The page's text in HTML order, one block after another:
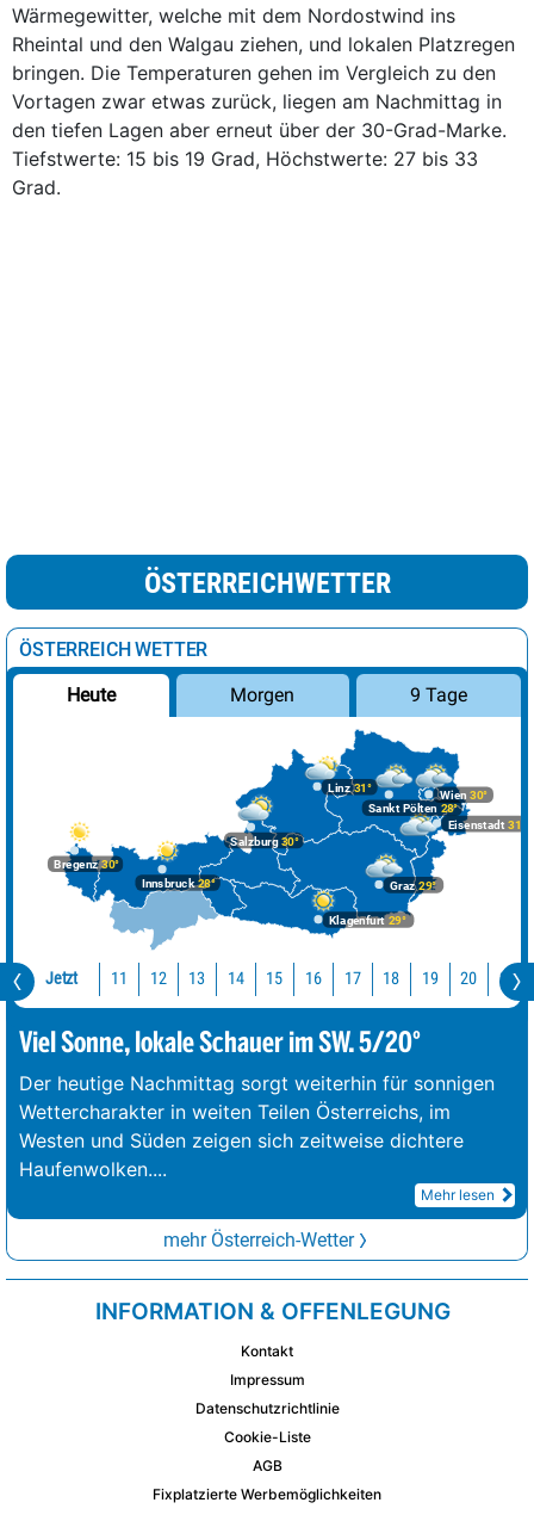
Wärmegewitter, welche mit dem Nordostwind ins
Rheintal und den Walgau ziehen, und lokalen Platzregen
bringen. Die Temperaturen gehen im Vergleich zu den
Vortagen zwar etwas zurück, liegen am Nachmittag in
den tiefen Lagen aber erneut über der 30-Grad-Marke.
Tiefstwerte: 15 bis 19 Grad, Höchstwerte: 27 bis 33
Grad.
ÖSTERREICHWETTER
ÖSTERREICH WETTER
Heute Morgen 9 Tage
Bregenz30°
Graz29°
Innsbruck28°
Klagenfurt 29°
Linz31°
Salzburg30°
Wien 30°
Eisenstadt 31°
Sankt Pölten 28°
Jetzt 11 12 13 14 15 16 17 18 19 20 21
Viel Sonne, lokale Schauer im SW. 5/20°
Der heutige Nachmittag sorgt weiterhin für sonnigen
Wettercharakter in weiten Teilen Österreichs, im
Westen und Süden zeigen sich zeitweise dichtere
Haufenwolken....
Mehr lesen
mehr Österreich-Wetter
INFORMATION & OFFENLEGUNG
Kontakt
Impressum
Datenschutzrichtlinie
Cookie-Liste
AGB
Fixplatzierte Werbemöglichkeiten